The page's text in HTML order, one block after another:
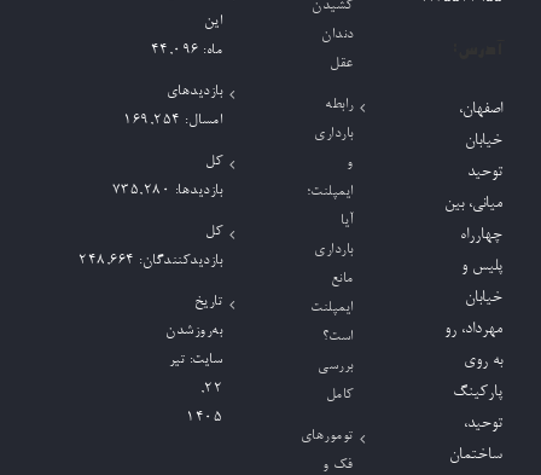
اصفهان،
خیابان
توحید
میانی، بین
چهارراه
پلیس و
خیابان
مهرداد، رو
به روی
پارکینگ
توحید،
ساختمان
کشیدن
دندان
عقل
رابطه
بارداری
و
ایمپلنت؛
آیا
بارداری
مانع
ایمپلنت
است؟
بررسی
کامل
تومورهای
فک و
این
ماه: 44,096
بازدیدهای
امسال: 169,254
کل
بازدیدها: 735,280
کل
بازدیدکنند‌گان: 248,664
تاریخ
به‌روزشدن
سایت: تیر
۲۲,
۱۴۰۵